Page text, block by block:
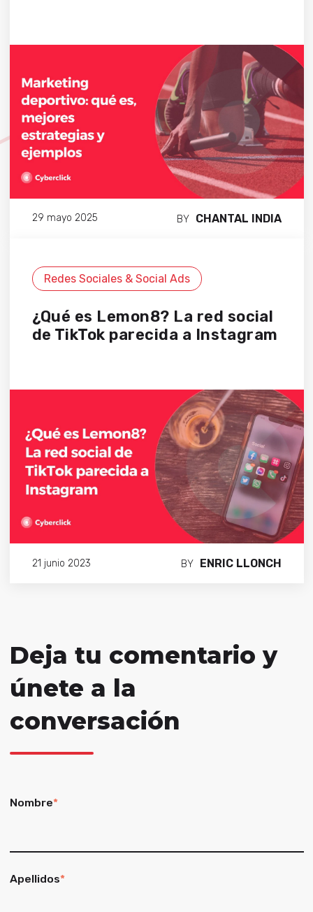
29 mayo 2025 BY CHANTAL INDIA
Redes Sociales & Social Ads
¿Qué es Lemon8? La red social
de TikTok parecida a Instagram
21 junio 2023 BY ENRIC LLONCH
Deja tu comentario y
únete a la
conversación
Nombre*
Apellidos*